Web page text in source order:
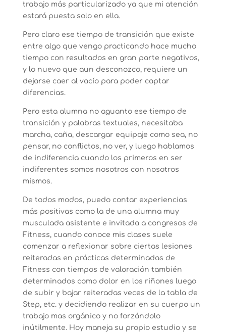
trabajo más particularizado ya que mi atención
estará puesta solo en ella.
Pero claro ese tiempo de transición que existe
entre algo que vengo practicando hace mucho
tiempo con resultados en gran parte negativos,
y lo nuevo que aun desconozco, requiere un
dejarse caer al vacío para poder captar
diferencias.
Pero esta alumna no aguanto ese tiempo de
transición y palabras textuales, necesitaba
marcha, caña, descargar equipaje como sea, no
pensar, no conflictos, no ver, y luego hablamos
de indiferencia cuando los primeros en ser
indiferentes somos nosotros con nosotros
mismos.
De todos modos, puedo contar experiencias
más positivas como la de una alumna muy
musculada asistente e invitada a congresos de
Fitness, cuando conoce mis clases suele
comenzar a reflexionar sobre ciertas lesiones
reiteradas en prácticas determinadas de
Fitness con tiempos de valoración también
determinados como dolor en los riñones luego
de subir y bajar reiteradas veces de la tabla de
Step, etc. y decidiendo realizar en su cuerpo un
trabajo mas orgánico y no forzándolo
inútilmente. Hoy maneja su propio estudio y se